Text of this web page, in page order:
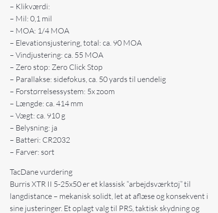
– Klikværdi:
– Mil: 0,1 mil
– MOA: 1/4 MOA
– Elevationsjustering, total: ca. 90 MOA
– Vindjustering: ca. 55 MOA
– Zero stop: Zero Click Stop
– Parallakse: sidefokus, ca. 50 yards til uendelig
– Forstørrelsessystem: 5x zoom
– Længde: ca. 414 mm
– Vægt: ca. 910 g
– Belysning: ja
– Batteri: CR2032
– Farver: sort
TacDane vurdering
Burris XTR II 5-25x50 er et klassisk “arbejdsværktøj” til
langdistance – mekanisk solidt, let at aflæse og konsekvent i
sine justeringer. Et oplagt valg til PRS, taktisk skydning og